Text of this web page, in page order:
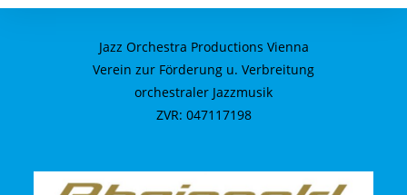
Jazz Orchestra Productions Vienna
Verein zur Förderung u. Verbreitung
orchestraler Jazzmusik
ZVR: 047117198